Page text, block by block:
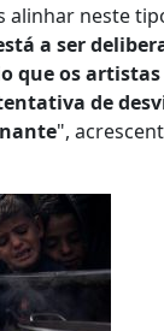
alinhar neste
a ser
que os
de
",